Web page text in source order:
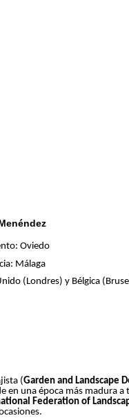
Oviedo
Málaga
(Londres) y Bélgica
(Garden and Landscape
en una época más madura
Federation of